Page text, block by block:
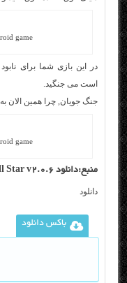
game
در این بازی شما برای
است می جنگید.
جنگ جویان, چرا همین الان
game
منبع:دانلود Valor of Grail: All Star v2.0.6 بازی ستارگان اندروید
دانلود
باکس دانلود